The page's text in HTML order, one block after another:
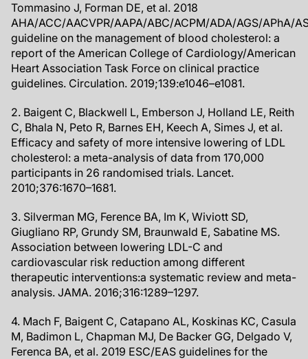
Tommasino J, Forman DE, et al. 2018
AHA/ACC/AACVPR/AAPA/ABC/ACPM/ADA/AGS/APhA/
guideline on the management of blood cholesterol: a
report of the American College of Cardiology/American
Heart Association Task Force on clinical practice
guidelines. Circulation. 2019;139:e1046–e1081.
2. Baigent C, Blackwell L, Emberson J, Holland LE, Reith
C, Bhala N, Peto R, Barnes EH, Keech A, Simes J, et al.
Efficacy and safety of more intensive lowering of LDL
cholesterol: a meta-analysis of data from 170,000
participants in 26 randomised trials. Lancet.
2010;376:1670–1681.
3. Silverman MG, Ference BA, Im K, Wiviott SD,
Giugliano RP, Grundy SM, Braunwald E, Sabatine MS.
Association between lowering LDL-C and
cardiovascular risk reduction among different
therapeutic interventions:a systematic review and meta-
analysis. JAMA. 2016;316:1289–1297.
4. Mach F, Baigent C, Catapano AL, Koskinas KC, Casula
M, Badimon L, Chapman MJ, De Backer GG, Delgado V,
Ferenca BA, et al. 2019 ESC/EAS guidelines for the